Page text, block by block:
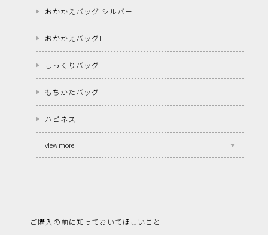
おかかえバッグ シルバー
おかかえバッグL
しっくりバッグ
もちかたバッグ
ハピネス
view more
ご購入の前に知っておいてほしいこと